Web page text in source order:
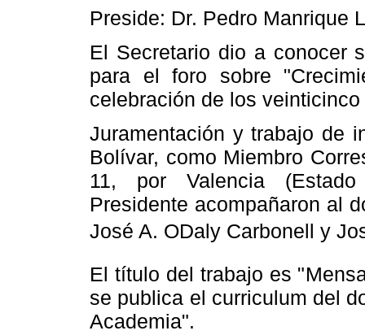
Preside: Dr. Pedro Manrique
El Secretario dio a conocer
para el foro sobre
celebración de los
Juramentación y trabajo de
Bolívar, como Miembro
11, por Valencia
Presidente acompañaron al
José A. ODaly Carbonell y
El título del trabajo es
se publica el curriculum del
Academia".